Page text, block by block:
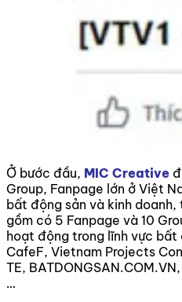
Ở bước đầu, MIC Creative
Group, Fanpage lớn ở Việt
bất động sản và kinh doanh,
gồm có 5 Fanpage và 10
hoạt động trong lĩnh vực bất
CafeF, Vietnam Projects
TE,
…